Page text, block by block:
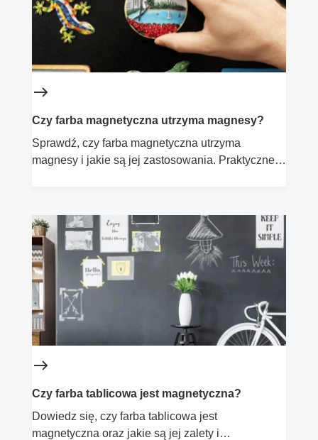
Czy farba magnetyczna utrzyma magnesy?
Sprawdź, czy farba magnetyczna utrzyma
magnesy i jakie są jej zastosowania. Praktyczne
Czy farba tablicowa jest magnetyczna?
Dowiedz się, czy farba tablicowa jest
magnetyczna oraz jakie są jej zalety i